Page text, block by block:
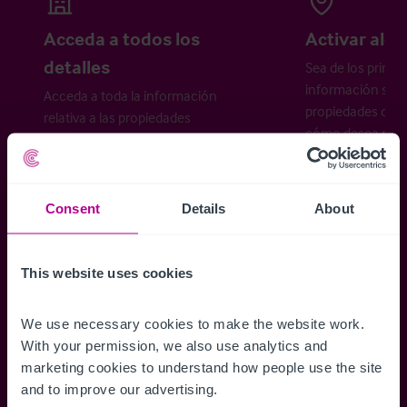
Consent Details About
This website uses cookies
We use necessary cookies to make the website work.
With your permission, we also use analytics and
marketing cookies to understand how people use the site
and to improve our advertising.
Acceda a todos los
detalles
Acceda a toda la información
relativa a las propiedades
disponibles, mapas de ubicación,
Activar
Sea de los
información
propiedades
cómo desea